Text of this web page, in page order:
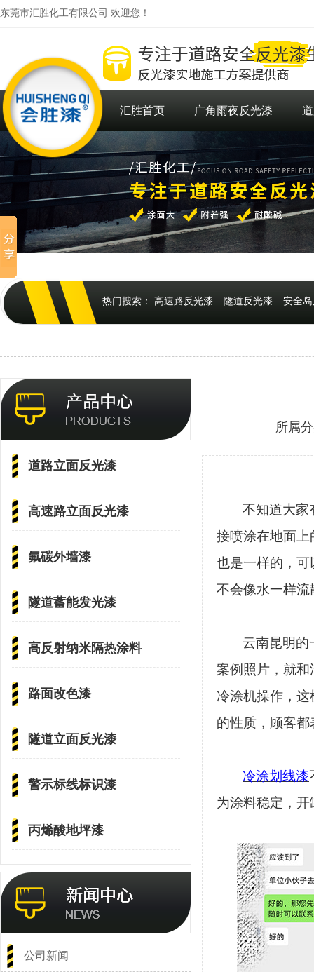
东莞市汇胜化工有限公司 欢迎您！
汇胜首页 广角雨夜反光漆
热门搜索： 高速路反光漆 隧道反光漆 安全
道路立面反光漆
高速路立面反光漆
氟碳外墙漆
隧道蓄能发光漆
高反射纳米隔热涂料
路面改色漆
隧道立面反光漆
警示标线标识漆
丙烯酸地坪漆
公司新闻
所属
不知道大家
接喷涂在地面
也是一样的，
不会像水一样
云南昆明的
案例照片，就
冷涂机操作，
的性质，顾客
冷涂划线漆
为涂料稳定，